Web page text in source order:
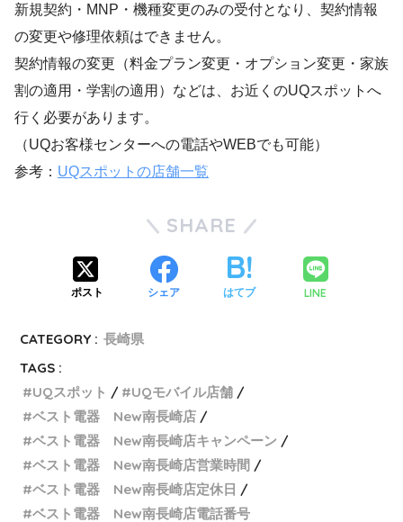
新規契約・MNP・機種変更のみの受付となり、契約情報
の変更や修理依頼はできません。
契約情報の変更（料金プラン変更・オプション変更・家族
割の適用・学割の適用）などは、お近くのUQスポットへ
行く必要があります。
（UQお客様センターへの電話やWEBでも可能）
参考： UQスポットの店舗一覧
SHARE
ポスト シェア はてブ LINE
CATEGORY : 長崎県
TAGS :
UQスポット
UQモバイル店舗
ベスト電器 New南長崎店
ベスト電器 New南長崎店キャンペーン
ベスト電器 New南長崎店営業時間
ベスト電器 New南長崎店定休日
ベスト電器 New南長崎店電話番号